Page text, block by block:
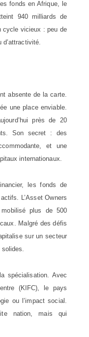
fonds en Afrique, le
940 milliards de
cycle vicieux : peu de
absente de la carte.
une place enviable.
près de 20
Son secret : des
et une
internationaux.
les fonds de
L’Asset Owners
plus de 500
Malgré des défis
sur un secteur
spécialisation. Avec
(KIFC), le pays
ou l’impact social.
nation, mais qui